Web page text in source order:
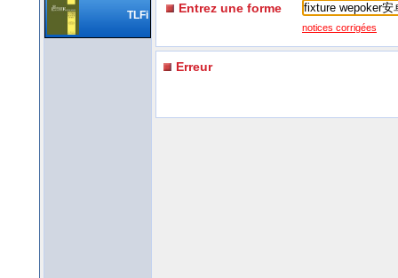
TLFi Entrez une forme
notices corrigées
Erreur